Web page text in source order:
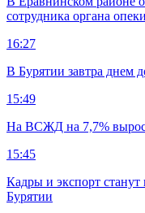
сотрудника органа опеки
16:27
В Бурятии завтра днем
15:49
На ВСЖД на 7,7%
15:45
Кадры и экспорт
Бурятии